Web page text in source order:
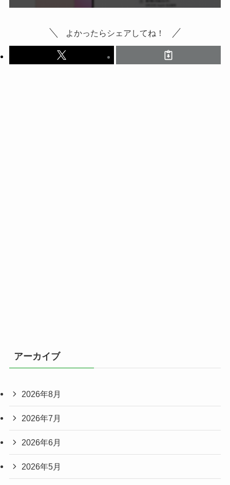
よかったらシェアしてね！
アーカイブ
2026年8月
2026年7月
2026年6月
2026年5月